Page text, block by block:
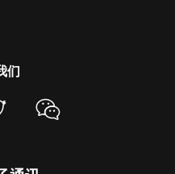
们